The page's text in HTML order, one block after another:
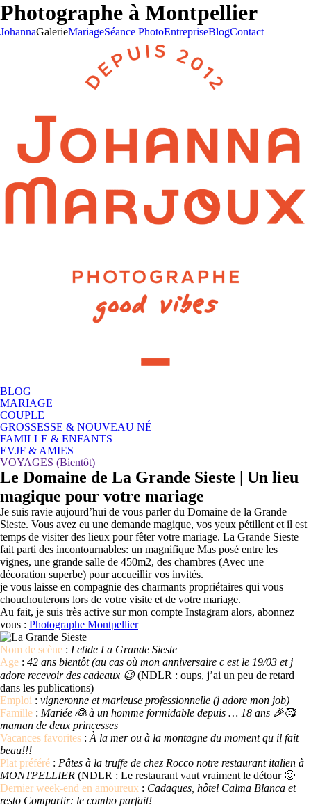
Photographe à Montpellier
JohannaGalerieMariageSéance PhotoEntrepriseBlogContact
BLOG
MARIAGE
COUPLE
GROSSESSE & NOUVEAU NÉ
FAMILLE & ENFANTS
EVJF & AMIES
VOYAGES (Bientôt)
Le Domaine de La Grande Sieste | Un lieu
magique pour votre mariage
Je suis ravie aujourd’hui de vous parler du Domaine de la Grande
Sieste. Vous avez eu une demande magique, vos yeux pétillent et il est
temps de visiter des lieux pour fêter votre mariage. La Grande Sieste
fait parti des incontournables: un magnifique Mas posé entre les
vignes, une grande salle de 450m2, des chambres (Avec une
décoration superbe) pour accueillir vos invités.
je vous laisse en compagnie des charmants propriétaires qui vous
chouchouterons lors de votre visite et de votre mariage.
Au fait, je suis très active sur mon compte Instagram alors, abonnez
vous : Photographe Montpellier
Nom de scène : Letide La Grande Sieste
Age : 42 ans bientôt (au cas où mon anniversaire c est le 19/03 et j
adore recevoir des cadeaux 😉 (NDLR : oups, j’ai un peu de retard
dans les publications)
Emploi : vigneronne et marieuse professionnelle (j adore mon job)
Famille : Mariée 👰 à un homme formidable depuis … 18 ans 🎉🥰
maman de deux princesses
Vacances favorites : À la mer ou à la montagne du moment qu il fait
beau!!!
Plat préféré : Pâtes à la truffe de chez Rocco notre restaurant italien à
MONTPELLIER (NDLR : Le restaurant vaut vraiment le détour 🙂
Dernier week-end en amoureux : Cadaques, hôtel Calma Blanca et
resto Compartir: le combo parfait!